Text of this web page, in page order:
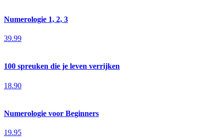
Numerologie 1, 2, 3
39.99
100 spreuken die je leven verrijken
18.90
Numerologie voor Beginners
19.95